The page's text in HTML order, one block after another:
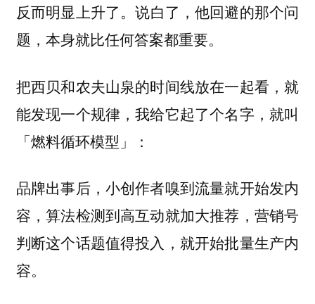
反而明显上升了。说白了，他回避的那个问
题，本身就比任何答案都重要。
把西贝和农夫山泉的时间线放在一起看，就
能发现一个规律，我给它起了个名字，就叫
「燃料循环模型」：
品牌出事后，小创作者嗅到流量就开始发内
容，算法检测到高互动就加大推荐，营销号
判断这个话题值得投入，就开始批量生产内
容。